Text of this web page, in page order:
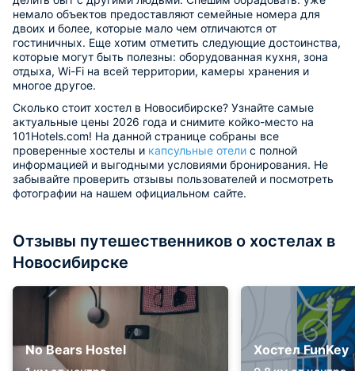
немало объектов предоставляют семейные номера для
двоих и более, которые мало чем отличаются от
гостиничных. Еще хотим отметить следующие достоинства,
которые могут быть полезны: оборудованная кухня, зона
отдыха, Wi-Fi на всей территории, камеры хранения и
многое другое.
Сколько стоит хостел в Новосибирске? Узнайте самые
актуальные цены 2026 года и снимите койко-место на
101Hotels.com! На данной странице собраны все
проверенные хостелы и капсульные отели с полной
информацией и выгодными условиями бронирования. Не
забывайте проверить отзывы пользователей и посмотреть
фотографии на нашем официальном сайте.
Отзывы путешественников о хостелах в
Новосибирске
No Bears Hostel Хостел FunKey